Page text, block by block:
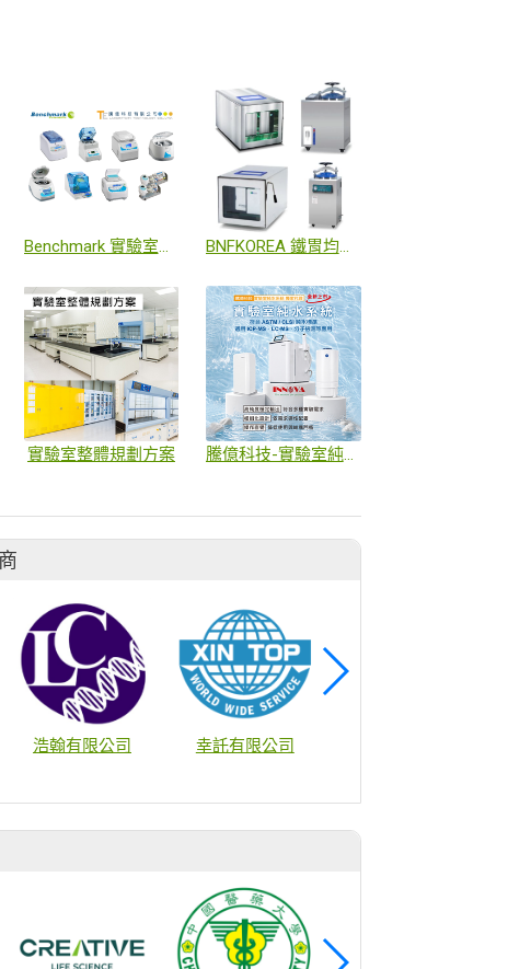
Benchmark 實驗室設備總代理 BNFKOREA 鐵胃均質機/高溫高壓滅菌鍋系列
實驗室整體規劃方案 騰億科技-實驗室純水系統
浩翰有限公司 幸託有限公司